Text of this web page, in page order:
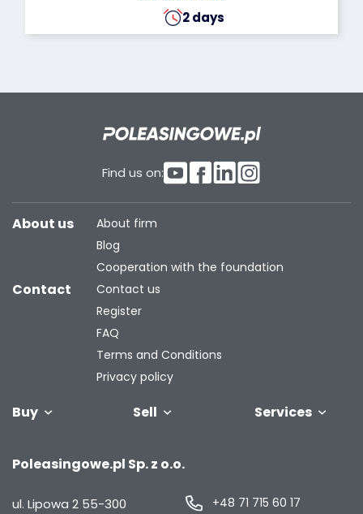
2 days
Find us on:
Buy Sell
your fleet
Services
About us
About firm
Blog
Cooperation with the foundation
Contact
Contact us
Register
FAQ
Terms and Conditions
Privacy policy
Poleasingowe.pl Sp. z o.o.
ul. Lipowa 2 55-300
+48 71 715 60 17